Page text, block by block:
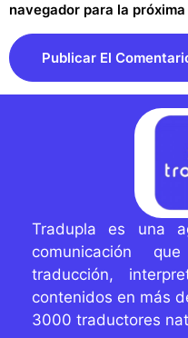
navegador para la
Tradupla es una
comunicación
traducción,
contenidos en más
3000 traductores